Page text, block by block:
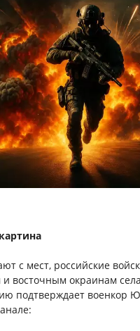
с мест, российские
и восточным окраинам
подтверждает военкор